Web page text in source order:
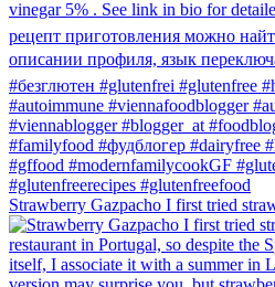
Strawberry Gazpacho⁠ I first tried